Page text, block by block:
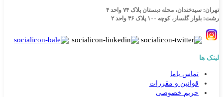
تهران: سیدخندان، محله دبستان پلاک ۷۴ واحد ۴
رشت: بلوار گلسار، کوچه ۱۰۰ پلاک ۳۶ واحد ۲
لینک ها
تماس باما
قوانین و مقررات
حریم خصوصی